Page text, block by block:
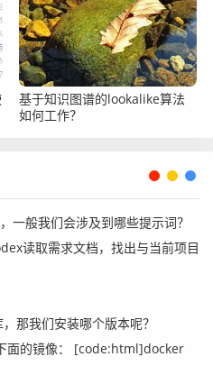
基于知识图谱的lookalike算法
如何工作？
般我们会涉及到哪些提示词？
读取需求文档，找出与当前项目
那我们安装哪个版本呢？
面的镜像： [code:html]docker